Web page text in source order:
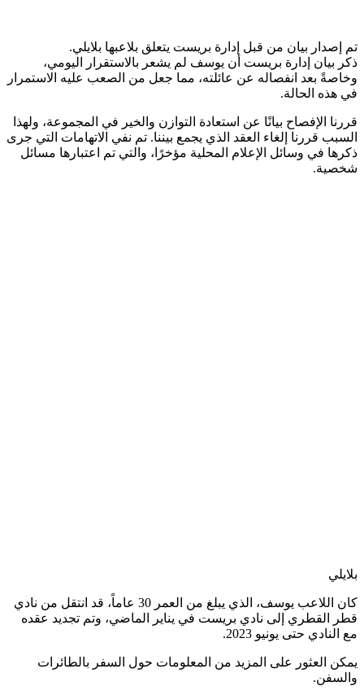
تم إصدار بيان من قبل إدارة بريست يتعلق بلاعبها بلايلي.
ذكر بيان إدارة بريست أن يوسف لم يشعر بالاستقرار اليومي،
وخاصةً بعد انفصاله عن عائلته، مما جعل من الصعب عليه الاستمرار
في هذه الحالة.
قررنا الإفصاح بيانًا عن استعادة التوازن والخير في المجموعة، ولهذا
السبب قررنا إلغاء العقد الذي يجمع بيننا. تم نفي الاتهامات التي جرى
ذكرها في وسائل الإعلام المحلية مؤخرًا، والتي تم اعتبارها مسائل
شخصية.
بلايلي
كان اللاعب يوسف، الذي يبلغ من العمر 30 عاماً، قد انتقل من نادي
قطر القطري إلى نادي بريست في يناير الماضي، وتم تجديد عقده
مع النادي حتى يونيو 2023.
يمكن العثور على المزيد من المعلومات حول السفر بالطائرات
والسفن.